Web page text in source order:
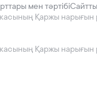
Қаржы нарығын
Қаржы нарығын
мен тәртібі